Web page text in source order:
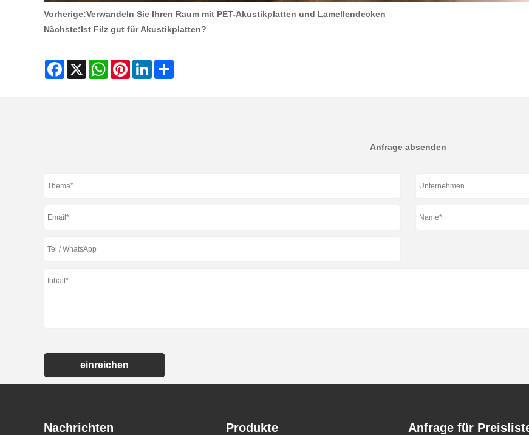
Vorherige:Verwandeln Sie Ihren Raum mit PET-Akustikplatten und Lamellendecken
Nächste:Ist Filz gut für Akustikplatten?
Facebook
X WhatsAppPinterestLinkedIn
Anfrage absenden
einreichen
Nachrichten Produkte Anfrage für